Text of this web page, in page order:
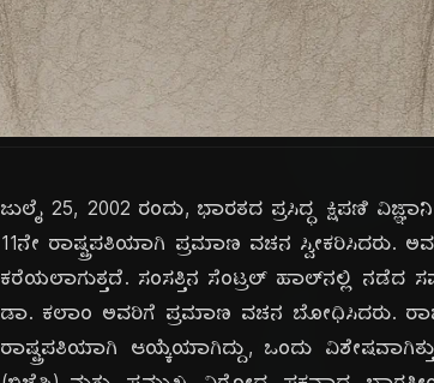
ಜುಲೈ 25, 2002 ರಂದು, ಭಾರತದ ಪ್ರಸಿದ್ಧ ಕ್ಷಿಪಣಿ
11ನೇ ರಾಷ್ಟ್ರಪತಿಯಾಗಿ ಪ್ರಮಾಣ ವಚನ ಸ್ವೀಕರಿಸಿದರು.
ಕರೆಯಲಾಗುತ್ತದೆ. ಸಂಸತ್ತಿನ ಸೆಂಟ್ರಲ್ ಹಾಲ್‌ನಲ್ಲಿ
ಡಾ. ಕಲಾಂ ಅವರಿಗೆ ಪ್ರಮಾಣ ವಚನ ಬೋಧಿಸಿದರು.
ರಾಷ್ಟ್ರಪತಿಯಾಗಿ ಆಯ್ಕೆಯಾಗಿದ್ದು, ಒಂದು